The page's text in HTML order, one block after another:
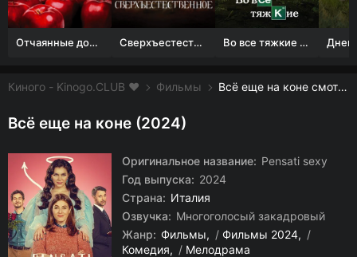
Отчаянные домохозяйки (1 сезон) Сверхъестественное Во все тяжкие 1-5 сезон
Киного - Kinogo.CLUB ❤️ Фильмы Всё еще на коне смотреть онлайн бесплатно
Всё еще на коне (2024)
Оригинальное название: Pensati sexy
Год выпуска: 2024
Страна: Италия
Озвучка: Многоголосый закадровый
Жанр: Фильмы / Фильмы 2024
/
Комедия
/ Мелодрама